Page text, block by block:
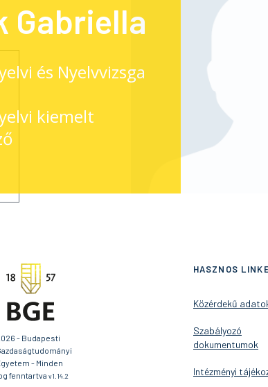
Gabriella
és Nyelvvizsga
kiemelt
- Budapesti
- Minden
fenntartva v1.14.2
HASZNOS
Közérdekű
Szabályozó
dokumentumok
Intézményi